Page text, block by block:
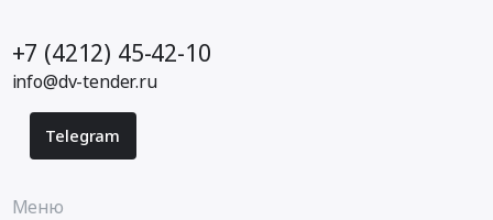
+7 (4212) 45-42-10
info@dv-tender.ru
Telegram
Меню